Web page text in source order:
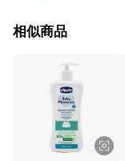
相似商品